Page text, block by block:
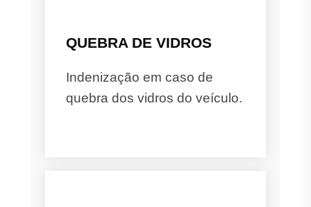
QUEBRA DE VIDROS
Indenização em caso de
quebra dos vidros do veículo.